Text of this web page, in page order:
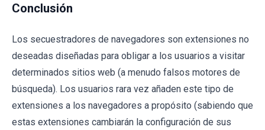
Conclusión
Los secuestradores de navegadores son extensiones no
deseadas diseñadas para obligar a los usuarios a visitar
determinados sitios web (a menudo falsos motores de
búsqueda). Los usuarios rara vez añaden este tipo de
extensiones a los navegadores a propósito (sabiendo que
estas extensiones cambiarán la configuración de sus